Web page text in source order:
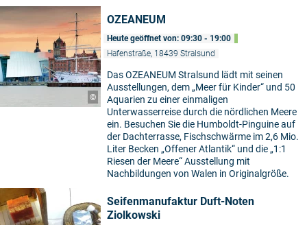
©
OZEANEUM
Heute geöffnet von: 09:30 - 19:00
Hafenstraße, 18439 Stralsund
Das OZEANEUM Stralsund lädt mit seinen
Ausstellungen, dem „Meer für Kinder“ und 50
Aquarien zu einer einmaligen
Unterwasserreise durch die nördlichen Meere
ein. Besuchen Sie die Humboldt-Pinguine auf
der Dachterrasse, Fischschwärme im 2,6 Mio.
Liter Becken „Offener Atlantik“ und die „1:1
Riesen der Meere“ Ausstellung mit
Nachbildungen von Walen in Originalgröße.
Seifenmanufaktur Duft-Noten
Ziolkowski